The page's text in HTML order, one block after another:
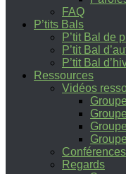
FAQ
P’tits Bals
P’tit Bal de
P’tit Bal
P’tit Bal
Ressources
Vidéos
Conférences
Regards